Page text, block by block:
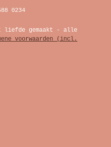
0234
liefde gemaakt - alle
voorwaarden (incl.